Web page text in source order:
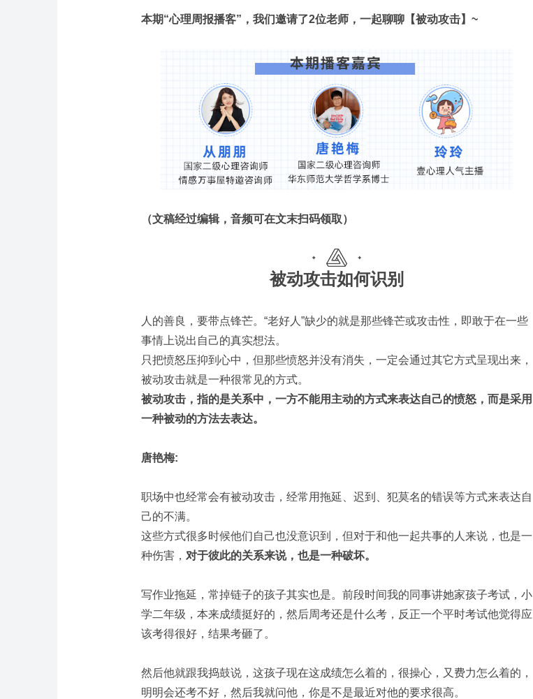
本期“心理周报播客”，我们邀请了2位老师，一起聊聊【被动攻击】~
（文稿经过编辑，音频可在文末扫码领取）
被动攻击如何识别
人的善良，要带点锋芒。“老好人”缺少的就是那些锋芒或攻击性，即敢于在一些
事情上说出自己的真实想法。
只把愤怒压抑到心中，但那些愤怒并没有消失，一定会通过其它方式呈现出来，
被动攻击就是一种很常见的方式。
被动攻击，指的是关系中，一方不能用主动的方式来表达自己的愤怒，而是采用
一种被动的方法去表达。
唐艳梅:
职场中也经常会有被动攻击，经常用拖延、迟到、犯莫名的错误等方式来表达自
己的不满。
这些方式很多时候他们自己也没意识到，但对于和他一起共事的人来说，也是一
种伤害， 对于彼此的关系来说，也是一种破坏。
写作业拖延，常掉链子的孩子其实也是。前段时间我的同事讲她家孩子考试，小
学二年级，本来成绩挺好的，然后周考还是什么考，反正一个平时考试他觉得应
该考得很好，结果考砸了。
然后他就跟我捣鼓说，这孩子现在这成绩怎么着的，很操心，又费力怎么着的，
明明会还考不好，然后我就问他，你是不是最近对他的要求很高。